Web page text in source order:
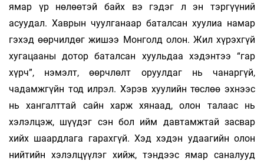
ямар үр нөлөөтэй байх вэ гэдэг л эн тэргүүний
асуудал. Хаврын чуулганаар баталсан хуулиа намар
гэхэд өөрчилдөг жишээ Монголд олон. Жил хүрэхгүй
хугацааны дотор баталсан хуульдаа хэдэнтээ “гар
хүрч”, нэмэлт, өөрчлөлт оруулдаг нь чанаргүй,
чадамжгүйн тод илрэл. Хэрэв хуулийн төслөө эхнээс
нь хангалттай сайн харж хянаад, олон талаас нь
хэлэлцэж, шүүдэг сэн бол ийм давтамжтай засвар
хийх шаардлага гарахгүй. Хэд хэдэн удаагийн олон
нийтийн хэлэлцүүлэг хийж, тэндээс ямар саналууд